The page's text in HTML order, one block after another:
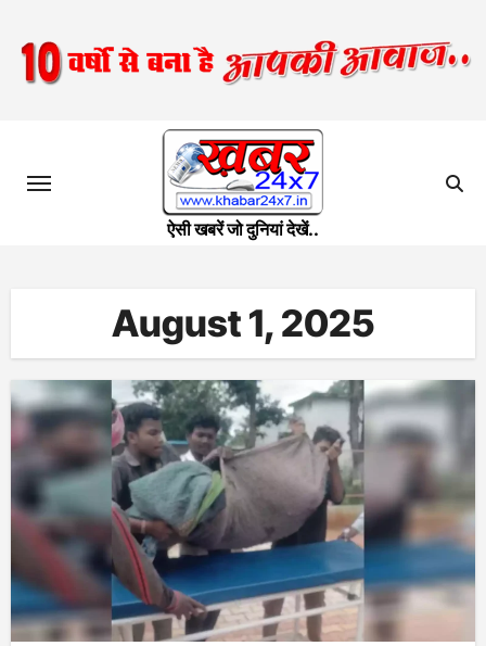
content
ऐसी खबरें जो दुनियां देखें..
August 1, 2025